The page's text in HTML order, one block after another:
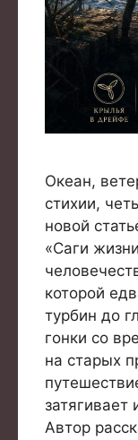
Океан,
стихии,
новой
«Саги
которой
турбин до
гонки со
на старых
затягивает
Автор